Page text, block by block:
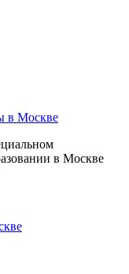
в Москве
в Москве